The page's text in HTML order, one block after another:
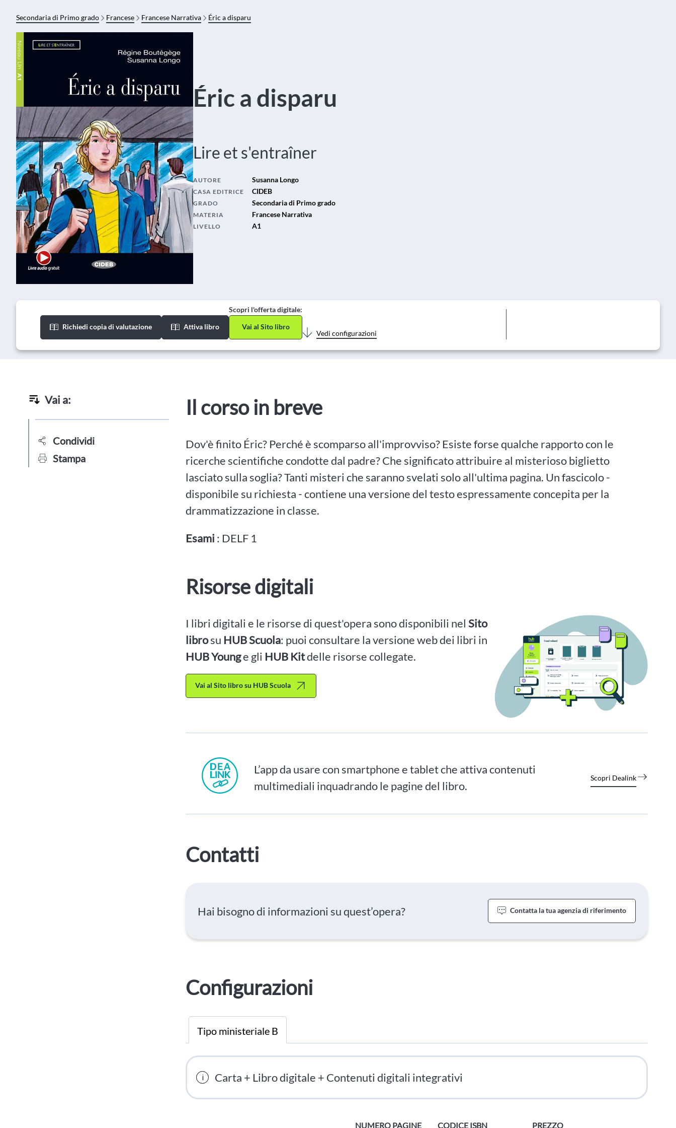
Secondaria di Primo grado Francese Francese Narrativa Éric a disparu
Éric a disparu
Lire et s'entraîner
AUTORE Susanna Longo
CASA EDITRICE CIDEB
GRADO Secondaria di Primo grado
MATERIA Francese Narrativa
LIVELLO A1
Richiedi copia di valutazione Attiva libro
Scopri l'offerta digitale:
Vai al Sito libro
Vedi configurazioni
Vai a:
Condividi
Stampa
Il corso in breve
Dov'è finito Éric? Perché è scomparso all'improvviso? Esiste forse qualche rapporto con le
ricerche scientifiche condotte dal padre? Che significato attribuire al misterioso biglietto
lasciato sulla soglia? Tanti misteri che saranno svelati solo all'ultima pagina. Un fascicolo -
disponibile su richiesta - contiene una versione del testo espressamente concepita per la
drammatizzazione in classe.
Esami : DELF 1
Risorse digitali
I libri digitali e le risorse di quest'opera sono disponibili nelSito
librosu HUB Scuola: puoi consultare la versione web dei libri in
HUB Younge gli HUB Kitdelle risorse collegate.
Vai al Sito libro su HUB Scuola
L’app da usare con smartphone e tablet che attiva contenuti
multimediali inquadrando le pagine del libro.
Scopri Dealink
Contatti
Hai bisogno di informazioni su quest’opera? Contatta la tua agenzia di riferimento
Configurazioni
Tipo ministeriale B
Carta + Libro digitale + Contenuti digitali integrativi
NUMERO PAGINE CODICE ISBN PREZZO